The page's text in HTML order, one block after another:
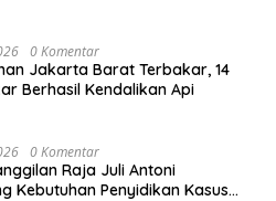
0 Komentar
Jakarta Barat Terbakar, 14
Berhasil Kendalikan Api
0 Komentar
Raja Juli Antoni
Kebutuhan Penyidikan Kasus